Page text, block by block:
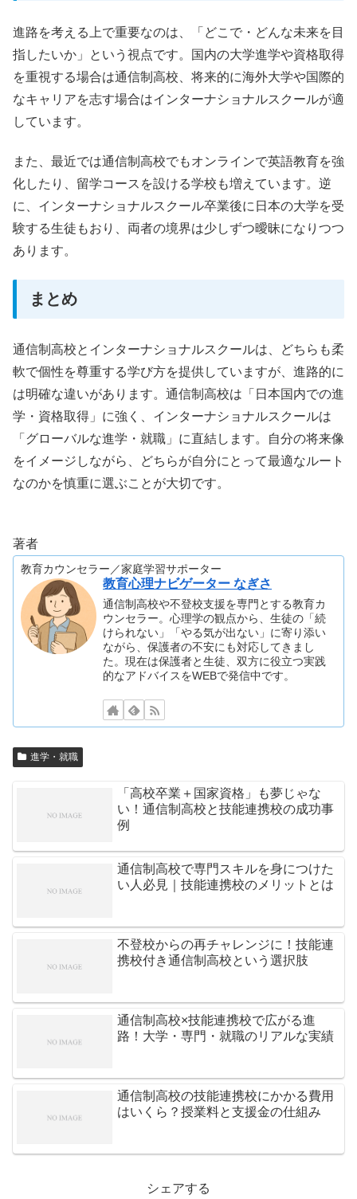
進路を考える上で重要なのは、「どこで・どんな未来を目
指したいか」という視点です。国内の大学進学や資格取得
を重視する場合は通信制高校、将来的に海外大学や国際的
なキャリアを志す場合はインターナショナルスクールが適
しています。
また、最近では通信制高校でもオンラインで英語教育を強
化したり、留学コースを設ける学校も増えています。逆
に、インターナショナルスクール卒業後に日本の大学を受
験する生徒もおり、両者の境界は少しずつ曖昧になりつつ
あります。
まとめ
通信制高校とインターナショナルスクールは、どちらも柔
軟で個性を尊重する学び方を提供していますが、進路的に
は明確な違いがあります。通信制高校は「日本国内での進
学・資格取得」に強く、インターナショナルスクールは
「グローバルな進学・就職」に直結します。自分の将来像
をイメージしながら、どちらが自分にとって最適なルート
なのかを慎重に選ぶことが大切です。
著者
教育カウンセラー／家庭学習サポーター
教育心理ナビゲーター なぎさ
通信制高校や不登校支援を専門とする教育カ
ウンセラー。心理学の観点から、生徒の「続
けられない」「やる気が出ない」に寄り添い
ながら、保護者の不安にも対応してきまし
た。現在は保護者と生徒、双方に役立つ実践
的なアドバイスをWEBで発信中です。
進学・就職
「高校卒業＋国家資格」も夢じゃな
い！通信制高校と技能連携校の成功事
例
通信制高校で専門スキルを身につけた
い人必見｜技能連携校のメリットとは
不登校からの再チャレンジに！技能連
携校付き通信制高校という選択肢
通信制高校×技能連携校で広がる進
路！大学・専門・就職のリアルな実績
通信制高校の技能連携校にかかる費用
はいくら？授業料と支援金の仕組み
シェアする